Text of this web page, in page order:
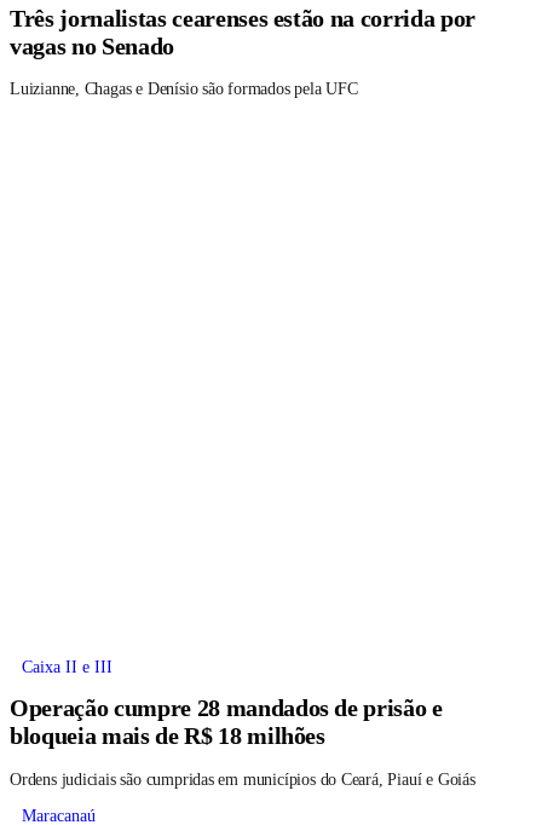
Três jornalistas cearenses estão na corrida por
vagas no Senado
Luizianne, Chagas e Denísio são formados pela UFC
Caixa II e III
Operação cumpre 28 mandados de prisão e
bloqueia mais de R$ 18 milhões
Ordens judiciais são cumpridas em municípios do Ceará, Piauí e Goiás
Maracanaú